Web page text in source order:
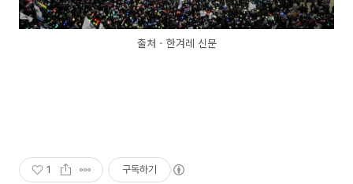
출처 - 한겨레 신문
1 구독하기